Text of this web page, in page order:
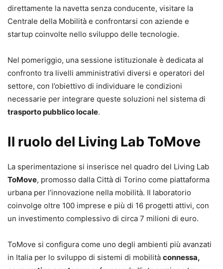
direttamente la navetta senza conducente, visitare la
Centrale della Mobilità e confrontarsi con aziende e
startup coinvolte nello sviluppo delle tecnologie.
Nel pomeriggio, una sessione istituzionale è dedicata al
confronto tra livelli amministrativi diversi e operatori del
settore, con l’obiettivo di individuare le condizioni
necessarie per integrare queste soluzioni nel sistema di
trasporto pubblico locale.
Il ruolo del Living Lab ToMove
La sperimentazione si inserisce nel quadro del Living Lab
ToMove, promosso dalla Città di Torino come piattaforma
urbana per l’innovazione nella mobilità. Il laboratorio
coinvolge oltre 100 imprese e più di 16 progetti attivi, con
un investimento complessivo di circa 7 milioni di euro.
ToMove si configura come uno degli ambienti più avanzati
in Italia per lo sviluppo di sistemi di mobilità connessa,